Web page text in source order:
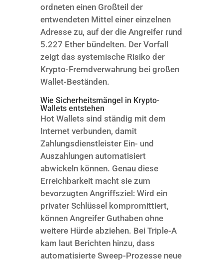
ordneten einen Großteil der
entwendeten Mittel einer einzelnen
Adresse zu, auf der die Angreifer rund
5.227 Ether bündelten. Der Vorfall
zeigt das systemische Risiko der
Krypto-Fremdverwahrung bei großen
Wallet-Beständen.
Wie Sicherheitsmängel in Krypto-
Wallets entstehen
Hot Wallets sind ständig mit dem
Internet verbunden, damit
Zahlungsdienstleister Ein- und
Auszahlungen automatisiert
abwickeln können. Genau diese
Erreichbarkeit macht sie zum
bevorzugten Angriffsziel: Wird ein
privater Schlüssel kompromittiert,
können Angreifer Guthaben ohne
weitere Hürde abziehen. Bei Triple-A
kam laut Berichten hinzu, dass
automatisierte Sweep-Prozesse neue